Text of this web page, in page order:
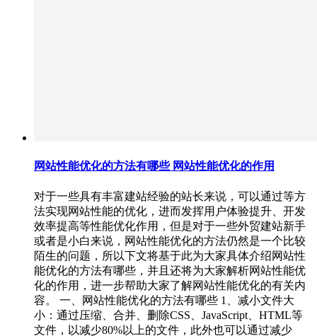
网站性能优化的方法有哪些 网站性能优化的作用
对于一些具有丰富建站经验的站长来说，可以通过等方
法实现网站性能的优化，进而发挥用户体验提升、开发
效率提高等性能优化作用，但是对于一些外贸建站新手
或者是小白来说，网站性能优化的方法仍然是一个比较
陌生的问题，所以下文将基于此为大家具体介绍网站性
能优化的方法有哪些，并且还将为大家解析网站性能优
化的作用，进一步帮助大家了解网站性能优化的有关内
容。 一、网站性能优化的方法有哪些 1、减小文件大
小：通过压缩、合并、删除CSS、JavaScript、HTML等
文件，以减少80%以上的文件，此外也可以通过减少